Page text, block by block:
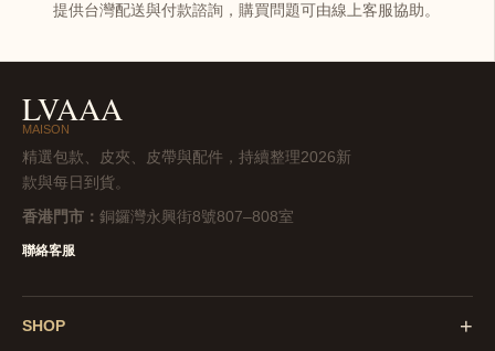
提供台灣配送與付款諮詢，購買問題可由線上客服協助。
LVAAA
MAISON
精選包款、皮夾、皮帶與配件，持續整理2026新
款與每日到貨。
香港門市： 銅鑼灣永興街8號807–808室
聯絡客服
SHOP +